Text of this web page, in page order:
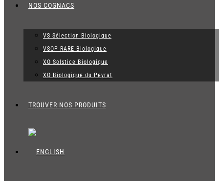
NOS COGNACS
VS Sélection Biologique
VSOP RARE Biologique
XO Solstice Biologique
XO Biologique du Peyrat
TROUVER NOS PRODUITS